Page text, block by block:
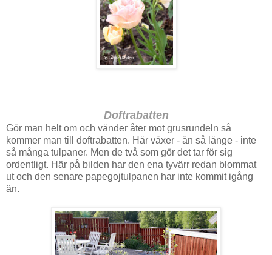
Doftrabatten
Gör man helt om och vänder åter mot grusrundeln så
kommer man till doftrabatten. Här växer - än så länge - inte
så många tulpaner. Men de två som gör det tar för sig
ordentligt. Här på bilden har den ena tyvärr redan blommat
ut och den senare papegojtulpanen har inte kommit igång
än.